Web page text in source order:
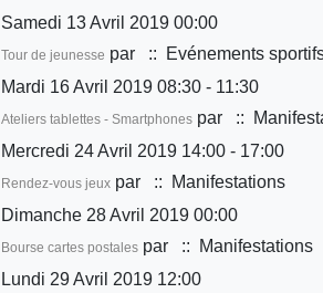
Samedi 13 Avril 2019 00:00
Tour de jeunesse par
:: Evénements
Mardi 16 Avril 2019 08:30 - 11:30
Ateliers tablettes - Smartphonespar
::
Mercredi 24 Avril 2019 14:00 - 17:00
Rendez-vous jeuxpar
:: Manifestations
Dimanche 28 Avril 2019 00:00
Bourse cartes postalespar
:: Manifestations
Lundi 29 Avril 2019 12:00